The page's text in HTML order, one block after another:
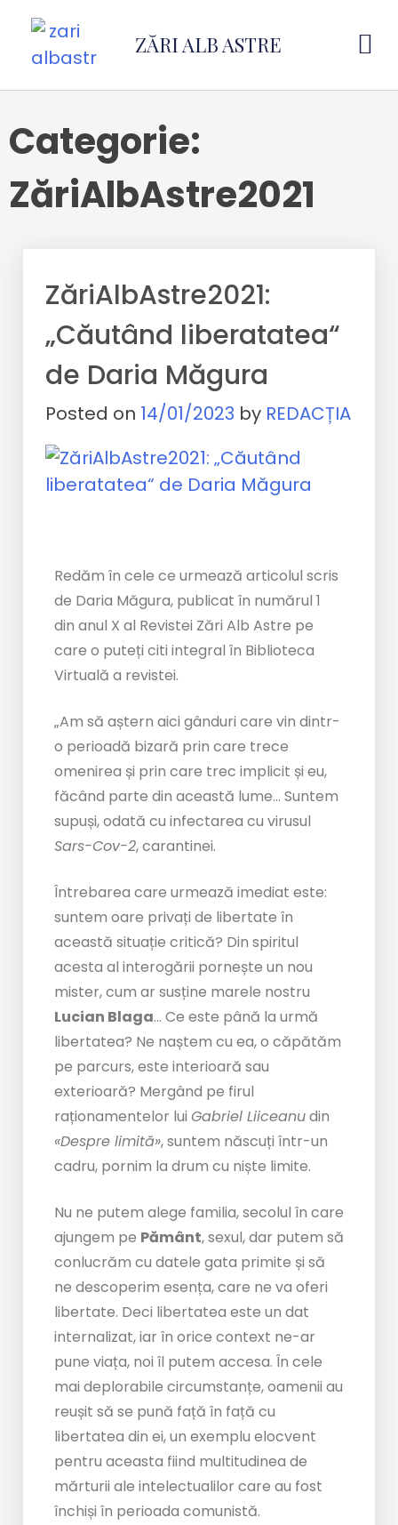
ZĂRI ALB ASTRE
Categorie:
ZăriAlbAstre2021
ZăriAlbAstre2021:
„Căutând liberatatea“
de Daria Măgura
Posted on 14/01/2023 by REDACȚIA
Redăm în cele ce urmează articolul scris
de Daria Măgura, publicat în numărul 1
din anul X al Revistei Zări Alb Astre pe
care o puteți citi integral în Biblioteca
Virtuală a revistei.
„Am să aștern aici gânduri care vin dintr-
o perioadă bizară prin care trece
omenirea și prin care trec implicit și eu,
făcând parte din această lume… Suntem
supuși, odată cu infectarea cu virusul
Sars-Cov-2, carantinei.
Întrebarea care urmează imediat este:
suntem oare privați de libertate în
această situație critică? Din spiritul
acesta al interogării pornește un nou
mister, cum ar susține marele nostru
Lucian Blaga… Ce este până la urmă
libertatea? Ne naștem cu ea, o căpătăm
pe parcurs, este interioară sau
exterioară? Mergând pe firul
raționamentelor lui Gabriel Liiceanudin
«Despre limită», suntem născuți într-un
cadru, pornim la drum cu niște limite.
Nu ne putem alege familia, secolul în care
ajungem pe Pământ, sexul, dar putem să
conlucrăm cu datele gata primite și să
ne descoperim esența, care ne va oferi
libertate. Deci libertatea este un dat
internalizat, iar în orice context ne-ar
pune viața, noi îl putem accesa. În cele
mai deplorabile circumstanțe, oamenii au
reușit să se pună față în față cu
libertatea din ei, un exemplu elocvent
pentru aceasta fiind multitudinea de
mărturii ale intelectualilor care au fost
închiși în perioada comunistă.